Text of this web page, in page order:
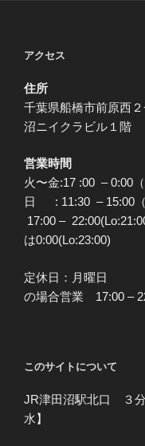
アクセス
住所
千葉県船橋市
沼ニイクラビル１階
営業時間
火〜金:17 :00 – 0:00（
日 : 11:30 –
17:00 –
は0:00(Lo:23:00)
定休日：
の場合営業 17:00 –
このサイトについて
JR津田沼駅北口 ３
水】